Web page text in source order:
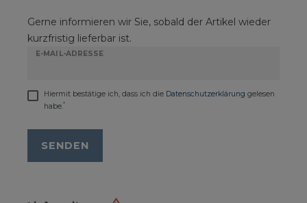
Gerne informieren wir Sie, sobald der Artikel wieder
kurzfristig lieferbar ist.
E-MAIL-ADRESSE
Hiermit bestätige ich, dass ich die Daten­schutz­erklärung gelesen
habe.*
SENDEN